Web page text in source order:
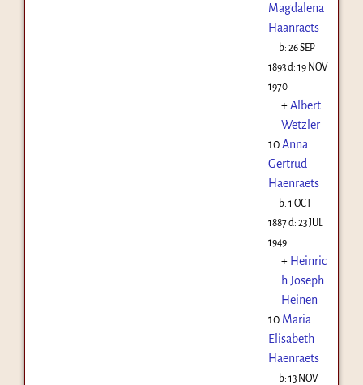
Magdalena
Haanraets
b:26 SEP
1893d: 19 NOV
1970
+Albert
Wetzler
10Anna
Gertrud
Haenraets
b:1 OCT
1887d: 23 JUL
1949
+ Heinric
h Joseph
Heinen
10 Maria
Elisabeth
Haenraets
b:13 NOV